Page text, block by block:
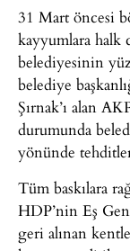
31 Mart öncesi
kayyumlara
belediyesinin
belediye
Şırnak’ı alan
durumunda
yönünde
Tüm baskılara
HDP’nin Eş
geri alınan